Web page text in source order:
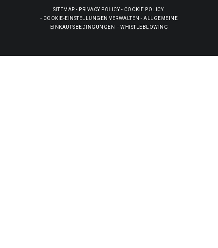
SITEMAP - PRIVACY POLICY- COOKIE POLICY
- COOKIE-EINSTELLUNGEN VERWALTEN -ALLGEMEINE
EINKAUFSBEDINGUNGEN
-WHISTLEBLOWING